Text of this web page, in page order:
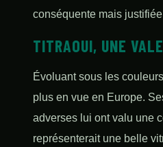
conséquente mais
TITRAOUI, UNE
Évoluant sous les
plus en vue en Europe.
adverses lui ont valu une
représenterait une belle